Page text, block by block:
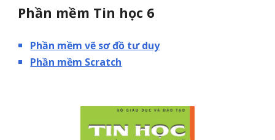
Phần mềm Tin học 6
Phần mềm vẽ sơ đồ tư duy
Phần mềm Scratch